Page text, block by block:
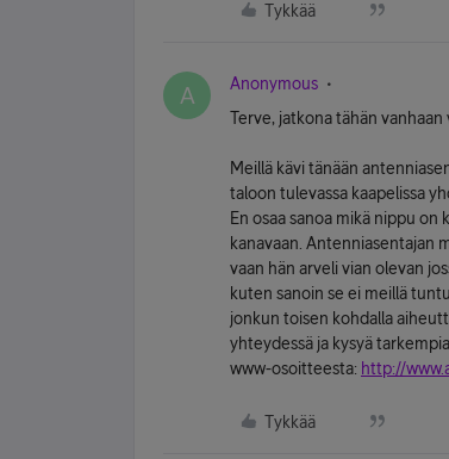
Tykkää
A Anonymous
Terve, jatkona tähän vanhaan
Meillä kävi tänään
taloon tulevassa kaapelissa
En osaa sanoa mikä nippu on
kanavaan. Antenniasentajan
vaan hän arveli vian olevan
kuten sanoin se ei meillä
jonkun toisen kohdalla
yhteydessä ja kysyä
www-osoitteesta: http://
Tykkää